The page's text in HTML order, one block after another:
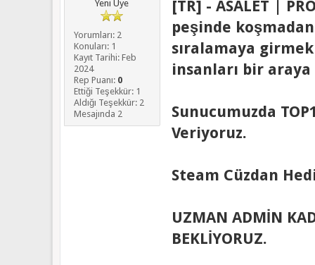
Yeni Üye
Yorumları: 2
Konuları: 1
Kayıt Tarihi: Feb
2024
Rep Puanı: 0
Ettiği Teşekkür: 1
Aldığı Teşekkür: 2
Mesajında 2
[TR] - ASALET |
peşinde
sıralamaya
insanları bir
Sunucumuzda
Veriyoruz.
Steam Cüzdan
UZMAN ADMİN
BEKLİYORUZ.